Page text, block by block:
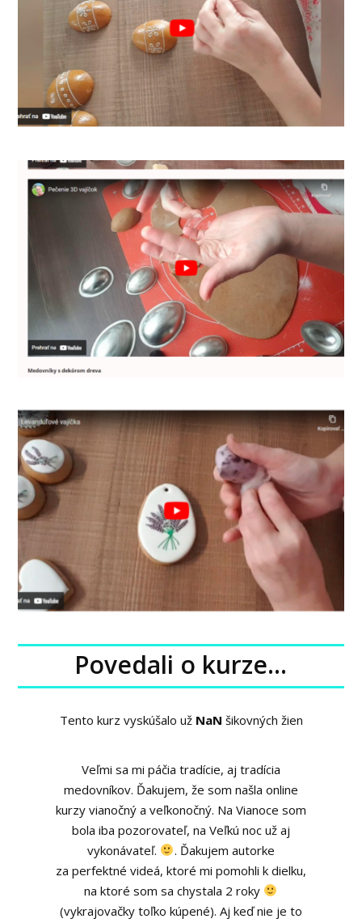
Povedali o kurze...
Tento kurz vyskúšalo už NaN šikovných žien
Veľmi sa mi páčia tradície, aj tradícia
medovníkov. Ďakujem, že som našla online
kurzy vianočný a veľkonočný. Na Vianoce som
bola iba pozorovateľ, na Veľkú noc už aj
vykonávateľ.
. Ďakujem autorke
za perfektné videá, ktoré mi pomohli k dielku,
na ktoré som sa chystala 2 roky
(vykrajovačky toľko kúpené). Aj keď nie je to
Barbora Karasová Masárová
Karolina Holubová
Martina Janíková